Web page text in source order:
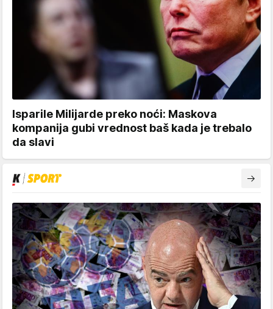
Isparile Milijarde preko noći: Maskova
kompanija gubi vrednost baš kada je trebalo
da slavi